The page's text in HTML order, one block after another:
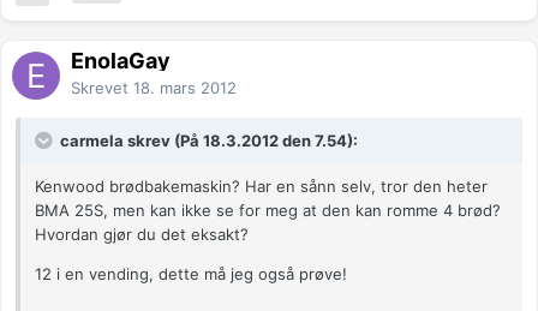
EnolaGay
Skrevet 18. mars 2012
carmela skrev (På 18.3.2012 den 7.54):
Kenwood brødbakemaskin? Har en sånn selv, tror den heter
BMA 25S, men kan ikke se for meg at den kan romme 4 brød?
Hvordan gjør du det eksakt?
12 i en vending, dette må jeg også prøve!